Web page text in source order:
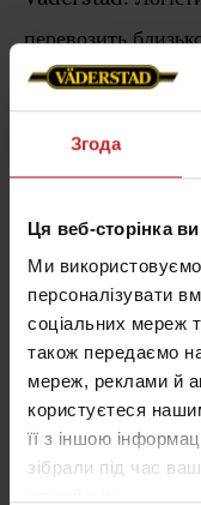
Згода
Ця веб-сторінка
Ми
персоналізувати
соціальних мереж
також передаємо
мереж, реклами й
користуєтеся
її з іншою
зібрали під час
перевозить
у Швеції.
співпрацюють з
важливим
– У 2021 році ми
брендуванням
співпрацю, –
фінансового
З заводу